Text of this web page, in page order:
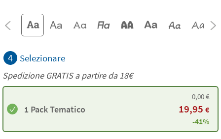
4 Selezionare
Spedizione GRATIS a partire da18€
1 Pack Tematico
0,00€
19,95 €
-41%